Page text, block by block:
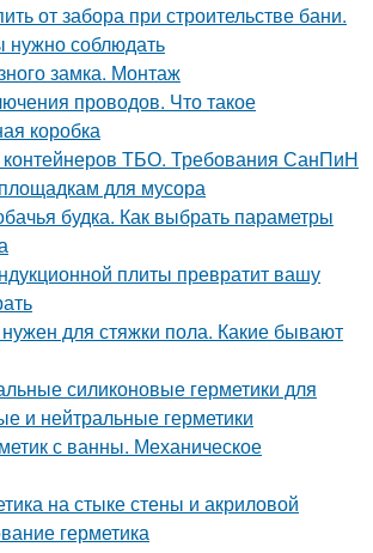
от забора при строительстве бани.
нужно соблюдать
замка. Монтаж
проводов. Что такое
коробка
ТБО. Требования СанПиН
для мусора
будка. Как выбрать параметры
плиты превратит вашу
для стяжки пола. Какие бывают
силиконовые герметики для
и нейтральные герметики
с ванны. Механическое
на стыке стены и акриловой
герметика